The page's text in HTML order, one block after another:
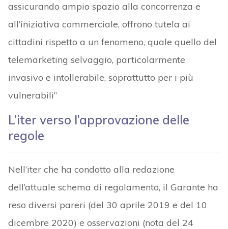
assicurando ampio spazio alla concorrenza e
all’iniziativa commerciale, offrono tutela ai
cittadini rispetto a un fenomeno, quale quello del
telemarketing selvaggio, particolarmente
invasivo e intollerabile, soprattutto per i più
vulnerabili”
L’iter verso l’approvazione delle
regole
Nell’iter che ha condotto alla redazione
dell’attuale schema di regolamento, il Garante ha
reso diversi pareri (del 30 aprile 2019 e del 10
dicembre 2020) e osservazioni (nota del 24